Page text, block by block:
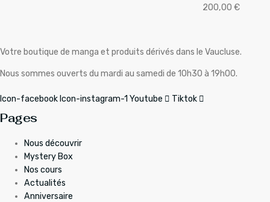
200,00 €
Plage
20,00 €
200,00 €
Votre boutique de manga et produits dérivés dans le Vaucluse.
Nous sommes ouverts du mardi au samedi de 10h30 à 19h00.
Icon-facebook Icon-instagram-1 Youtube Tiktok
Pages
Nous découvrir
Mystery Box
Nos cours
Actualités
Anniversaire